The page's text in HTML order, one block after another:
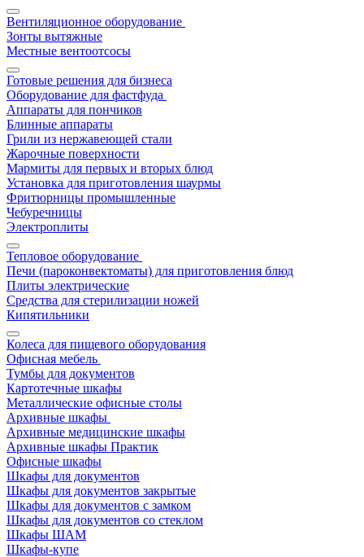
Вентиляционное оборудование
Зонты вытяжные
Местные вентоотсосы
Готовые решения для бизнеса
Оборудование для фастфуда
Аппараты для пончиков
Блинные аппараты
Грили из нержавеющей стали
Жарочные поверхности
Мармиты для первых и вторых блюд
Установка для приготовления шаурмы
Фритюрницы промышленные
Чебуречницы
Электроплиты
Тепловое оборудование
Печи (пароконвектоматы) для приготовления блюд
Плиты электрические
Средства для стерилизации ножей
Кипятильники
Колеса для пищевого оборудования
Офисная мебель
Тумбы для документов
Картотечные шкафы
Металлические офисные столы
Архивные шкафы
Архивные медицинские шкафы
Архивные шкафы Практик
Офисные шкафы
Шкафы для документов
Шкафы для документов закрытые
Шкафы для документов с замком
Шкафы для документов со стеклом
Шкафы ШАМ
Шкафы-купе